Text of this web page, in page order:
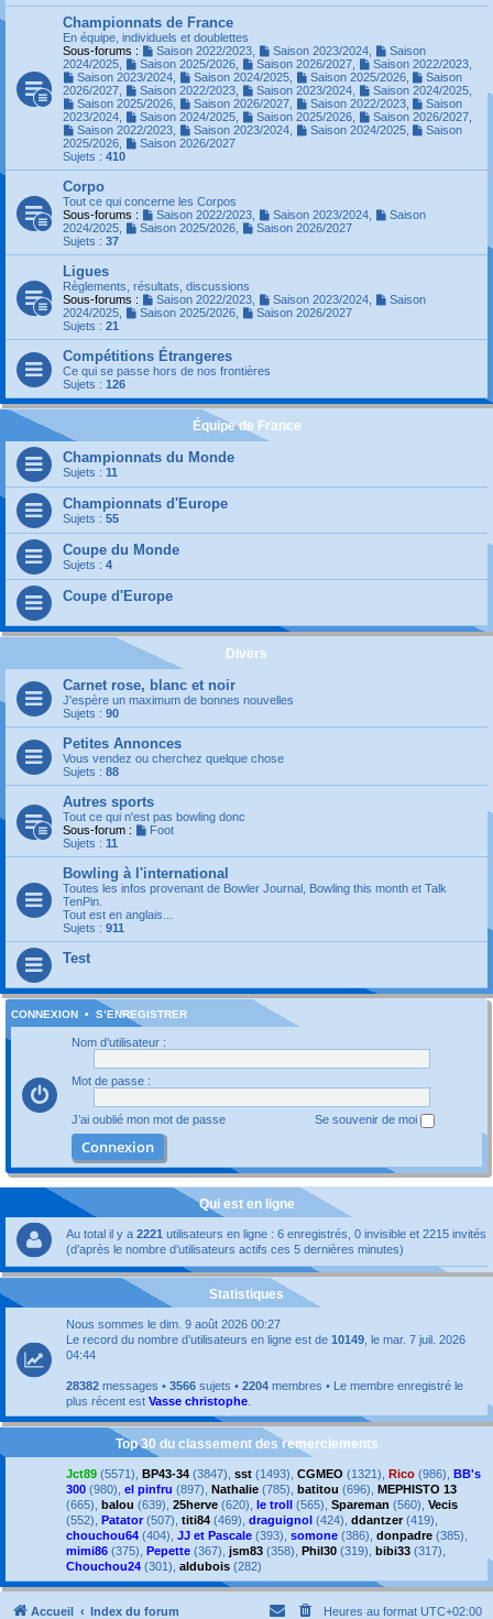
Championnats de France
En équipe, individuels et doublettes
Sous-forums :
Saison 2022/2023, Saison 2023/2024,
Saison
2024/2025
Saison 2025/2026, Saison 2026/2027, Saison 2022/2023,
Saison 2023/2024, Saison 2024/2025, Saison 2025/2026,
Saison
2026/2027
Saison 2022/2023, Saison 2023/2024, Saison 2024/2025,
Saison 2025/2026, Saison 2026/2027, Saison 2022/2023,
Saison
2023/2024
Saison 2024/2025, Saison 2025/2026, Saison 2026/2027,
Saison 2022/2023, Saison 2023/2024, Saison 2024/2025,
Saison
2025/2026
Saison 2026/2027
Sujets : 410
Corpo
Tout ce qui concerne les Corpos
Sous-forums :
Saison 2022/2023, Saison 2023/2024,
Saison
2024/2025
Saison 2025/2026,
Saison 2026/2027
Sujets : 37
Ligues
Règlements, résultats, discussions
Sous-forums :
Saison 2022/2023, Saison 2023/2024,
Saison
2024/2025
Saison 2025/2026,
Saison 2026/2027
Sujets : 21
Compétitions Étrangeres
Ce qui se passe hors de nos frontières
Sujets : 126
Équipe de France
Championnats du Monde
Sujets : 11
Championnats d'Europe
Sujets : 55
Coupe du Monde
Sujets : 4
Coupe d'Europe
Divers
Carnet rose, blanc et noir
J'espère un maximum de bonnes nouvelles
Sujets : 90
Petites Annonces
Vous vendez ou cherchez quelque chose
Sujets : 88
Autres sports
Tout ce qui n'est pas bowling donc
Sous-forum :
Foot
Sujets : 11
Bowling à l'international
Toutes les infos provenant de Bowler Journal, Bowling this month et Talk
TenPin.
Tout est en anglais...
Sujets : 911
Test
CONNEXION • S’ENREGISTRER
Nom d’utilisateur :
Mot de passe :
J’ai oublié mon mot de passe Se souvenir de moi
Qui est en ligne
Au total il y a 2221 utilisateurs en ligne : 6 enregistrés, 0 invisible et 2215 invités
(d’après le nombre d’utilisateurs actifs ces 5 dernières minutes)
Statistiques
Nous sommes le dim. 9 août 2026 00:27
Le record du nombre d’utilisateurs en ligne est de 10149 , le mar. 7 juil. 2026
04:44
28382 messages • 3566 sujets • 2204 membres • Le membre enregistré le
plus récent est Vasse christophe
Top 30 du classement des remerciements
Jct89 (5571), BP43-34 (3847), sst (1493), CGMEO (1321), Rico (986), BB's
300 (980), el pinfru (897), Nathalie (785), batitou (696), MEPHISTO 13
(665), balou (639), 25herve (620), le troll (565), Spareman (560), Vecis
(552), Patator (507), titi84 (469), draguignol (424), ddantzer(419),
chouchou64 (404), JJ et Pascale (393), somone (386), donpadre (385),
mimi86 (375), Pepette (367), jsm83 (358), Phil30 (319), bibi33 (317),
Chouchou24 (301), aldubois (282)
Accueil Index du forum Heures au format UTC+02:00